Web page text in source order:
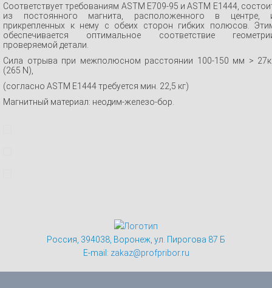
Соответствует требованиям ASTM E709-95 и ASTM E1444,
из постоянного магнита, расположенного в центре,
прикрепленных к нему с обеих сторон гибких полюсов.
обеспечивается оптимальное соответствие
проверяемой детали.
Сила отрыва при межполюсном расстоянии 100-150 мм >
(265 N),
(согласно ASTM E1444 требуется мин. 22,5 кг)
Магнитный материал: неодим-железо-бор.
Россия, 394038, Воронеж, ул. Пирогова 87 Б
E-mail: zakaz@profpribor.ru